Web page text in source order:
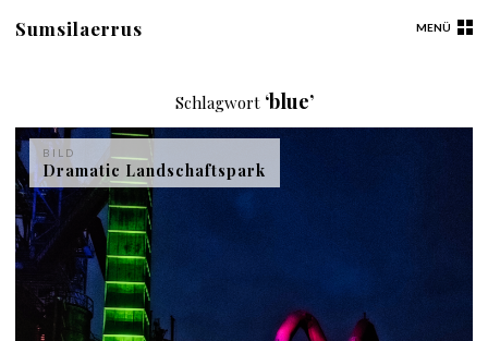
MENÜ
Sumsilaerrus
Schlagwort‘blue’
BILD
Dramatic Landschaftspark